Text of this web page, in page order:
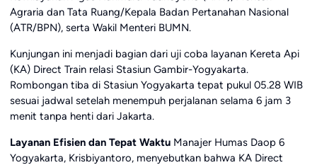
Agraria dan Tata Ruang/Kepala Badan Pertanahan Nasional
(ATR/BPN), serta Wakil Menteri BUMN.
Kunjungan ini menjadi bagian dari uji coba layanan Kereta Api
(KA) Direct Train relasi Stasiun Gambir-Yogyakarta.
Rombongan tiba di Stasiun Yogyakarta tepat pukul 05.28 WIB
sesuai jadwal setelah menempuh perjalanan selama 6 jam 3
menit tanpa henti dari Jakarta.
Layanan Efisien dan Tepat WaktuManajer Humas Daop 6
Yogyakarta, Krisbiyantoro, menyebutkan bahwa KA Direct